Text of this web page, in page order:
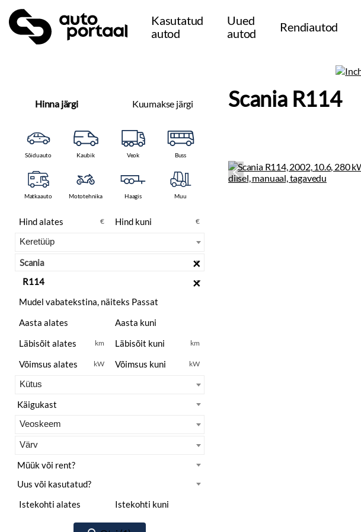
Kasutatud
autod
Uued
autod
Rendiautod
Hinna järgi Kuumakse järgi
Sõiduauto Kaubik Veok Buss
Matkaauto Mototehnika Haagis Muu
€ €
Scania
×
×
km km
kW kW
Scania R114